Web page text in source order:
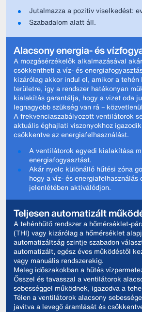
Jutalmazza a pozitív viselkedést:
Szabadalom alatt áll.
Alacsony energia- és
A mozgásérzékelők alkalmazásával
csökkentheti a víz- és
kizárólag akkor indul el, amikor a tehén
területre, így a rendszer hatékonyan
kialakítás garantálja, hogy a vizet oda
legnagyobb szükség van rá –
A frekvenciaszabályozott ventilátorok
aktuális éghajlati viszonyokhoz
csökkentve az energiafelhasználást.
A ventilátorok egyedi kialakítása
energiafogyasztást.
Akár nyolc különálló hűtési zóna
hogy a víz- és energiafelhasználás
jelenlétében aktiválódjon.
Teljesen automatizált
A tehénhűtő rendszer a hőmérséklet-
(THI) vagy kizárólag a hőmérséklet
automatizáltság szintje szabadon
automatizált, egész éves működéstől
vagy manuális rendszerekig.
Meleg időszakokban a hűtés
Ősszel és tavasszal a ventilátorok
sebességgel működnek, igazodva a
Télen a ventilátorok alacsony
javítva a levegő áramlását és